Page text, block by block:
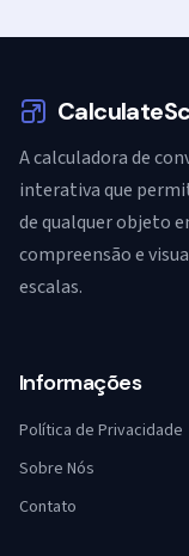
A calculadora de
interativa que
de qualquer objeto
compreensão e
escalas.
Informações
Política de Privacidade
Sobre Nós
Contato